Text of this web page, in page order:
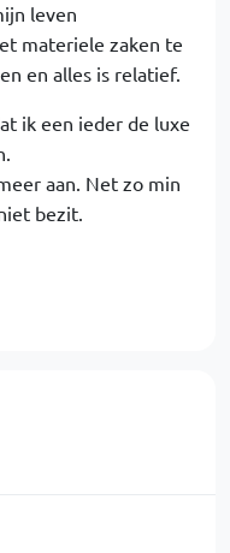
leven
materiele zaken te
en alles is relatief.
ik een ieder de luxe
aan. Net zo min
bezit.